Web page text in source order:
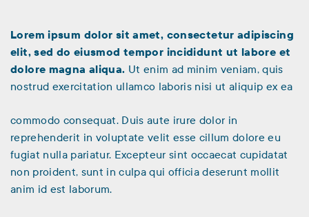
Lorem ipsum dolor sit amet, consectetur adipiscing
elit, sed do eiusmod tempor incididunt ut labore et
dolore magna aliqua. Ut enim ad minim veniam, quis
nostrud exercitation ullamco laboris nisi ut aliquip ex ea
commodo consequat. Duis aute irure dolor in
reprehenderit in voluptate velit esse cillum dolore eu
fugiat nulla pariatur. Excepteur sint occaecat cupidatat
non proident, sunt in culpa qui officia deserunt mollit
anim id est laborum.